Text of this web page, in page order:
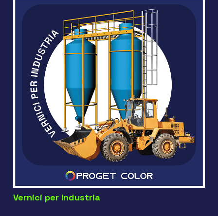
Vernici per Industria